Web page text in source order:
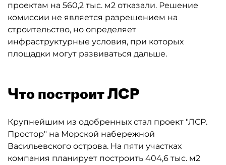
проектам на 560,2 тыс. м2 отказали. Решение
комиссии не является разрешением на
строительство, но определяет
инфраструктурные условия, при которых
площадки могут развиваться дальше.
Что построит ЛСР
Крупнейшим из одобренных стал проект "ЛСР.
Простор" на Морской набережной
Васильевского острова. На пяти участках
компания планирует построить 404,6 тыс. м2